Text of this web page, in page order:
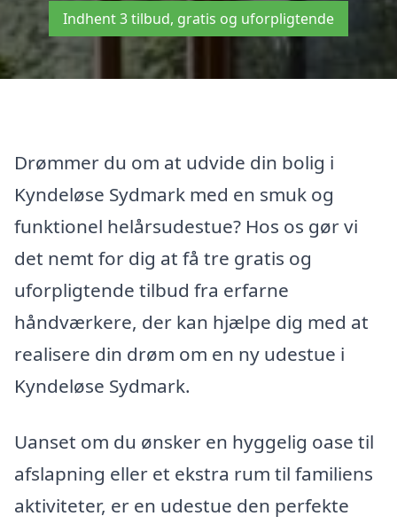
Indhent 3 tilbud, gratis og uforpligtende
Drømmer du om at udvide din bolig i
Kyndeløse Sydmark med en smuk og
funktionel helårsudestue? Hos os gør vi
det nemt for dig at få tre gratis og
uforpligtende tilbud fra erfarne
håndværkere, der kan hjælpe dig med at
realisere din drøm om en ny udestue i
Kyndeløse Sydmark.
Uanset om du ønsker en hyggelig oase til
afslapning eller et ekstra rum til familiens
aktiviteter, er en udestue den perfekte